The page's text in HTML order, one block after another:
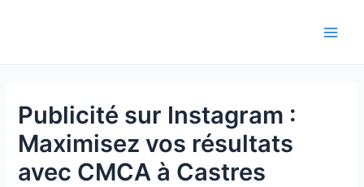
Publicité sur Instagram :
Maximisez vos résultats
avec CMCA à Castres